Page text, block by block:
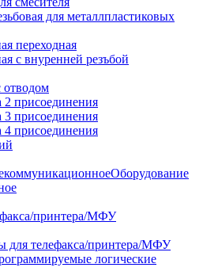
для металлпластиковых
переходная
с внуренней резъбой
2 присоединения
3 присоединения
4 присоединения
Оборудование
принтера/МФУ
для телефакса/принтера/МФУ